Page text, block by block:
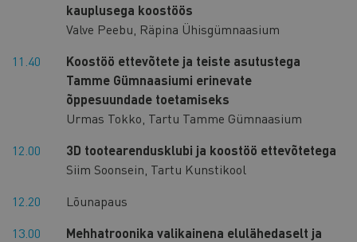
kauplusega koostöös
Valve Peebu, Räpina Ühisgümnaasium
11.40
Koostöö ettevõtete ja teiste asutustega
Tamme Gümnaasiumi erinevate
õppesuundade toetamiseks
Urmas Tokko, Tartu Tamme Gümnaasium
12.00
3D tootearendusklubi ja koostöö ettevõtetega
Siim Soonsein, Tartu Kunstikool
12.20
Lõunapaus
13.00
Mehhatroonika valikainena elulähedaselt ja